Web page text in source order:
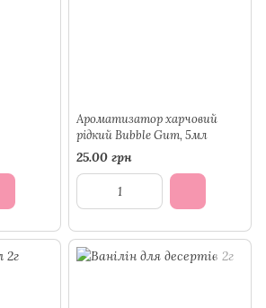
Ароматизатор харчовий
рідкий Bubble Gum, 5мл
25.00 грн